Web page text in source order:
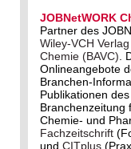
JOBNetWORK
Partner des
Wiley-VCH Verlag
Chemie (BAVC).
Onlineangebote
Branchen-
Publikationen
Branchenzeitung
Chemie- und
Fachzeitschrift
und CITplus